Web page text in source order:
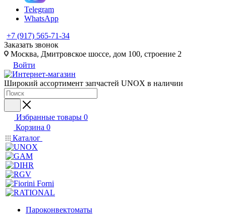
Telegram
WhatsApp
+7 (917) 565-71-34
Заказать звонок
Москва, Дмитровское шоссе, дом 100, строение 2
Войти
Широкий ассортимент запчастей UNOX в наличии
Избранные товары 0
Корзина 0
Каталог
Пароконвектоматы